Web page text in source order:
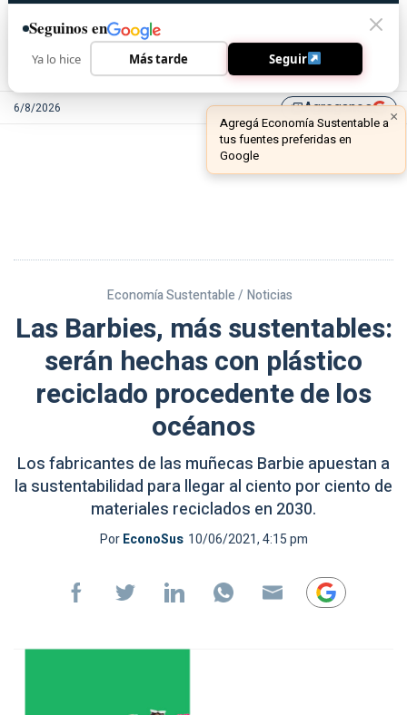
6/8/2026 library_addAgreganos
Economía Sustentable / Noticias
Las Barbies, más sustentables:
serán hechas con plástico
reciclado procedente de los
océanos
Los fabricantes de las muñecas Barbie apuestan a
la sustentabilidad para llegar al ciento por ciento de
materiales reciclados en 2030.
PorEconoSus 10/06/2021, 4:15 pm
Seguinos en
Ya lo hice Más tarde Seguir